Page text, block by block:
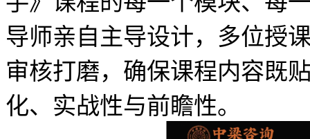
导师亲自主导设计，多位授
审核打磨，确保课程内容既
化、实战性与前瞻性。